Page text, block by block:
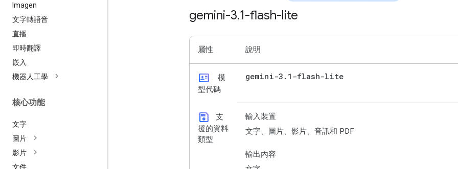
Imagen
文字轉語音
直播
即時翻譯
嵌入
機器人工學
核心功能
文字
圖片
影片
文件
gemini-3.1-flash-lite
屬性 說明
id_card
模
型代碼
gemini-3 . 1-flash-lite
save
支
援的資料
類型
輸入裝置
文字、圖片、影片、音訊和 PDF
輸出內容